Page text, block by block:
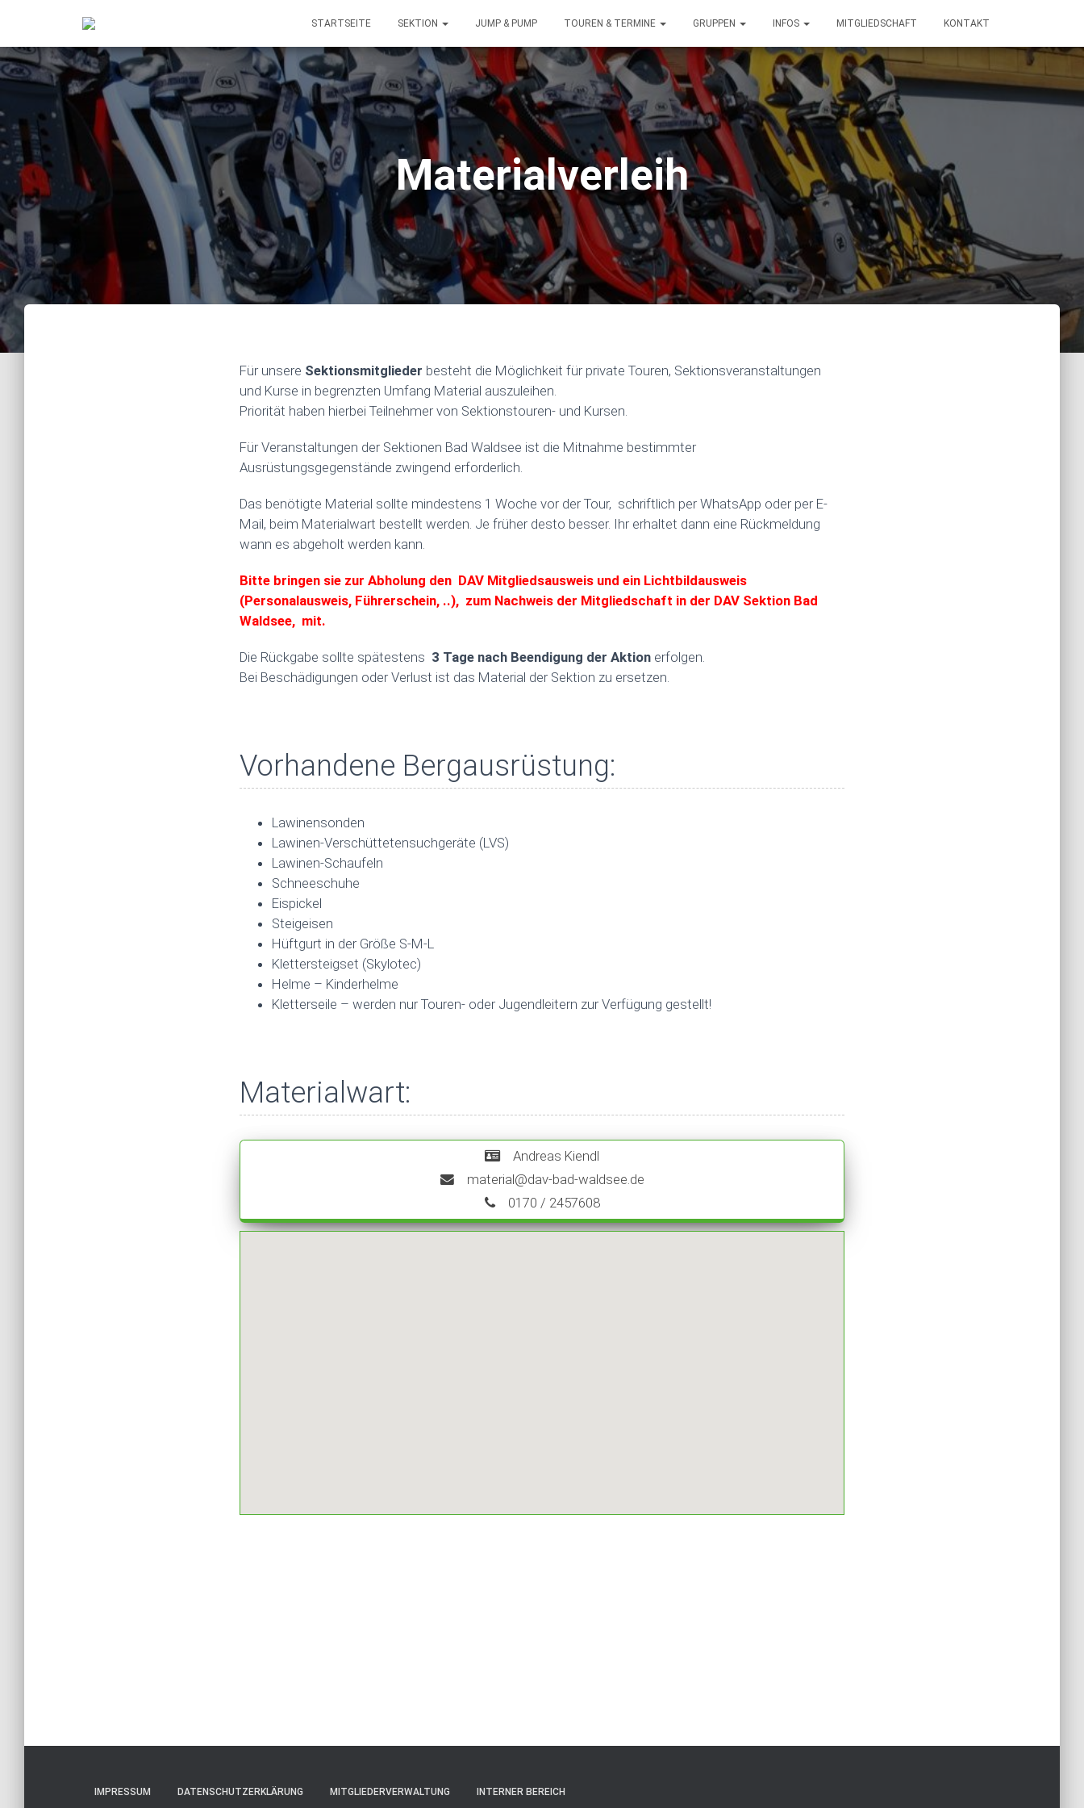
STARTSEITE SEKTION JUMP & PUMP TOUREN & TERMINE GRUPPEN INFOS MITGLIEDSCHAFT KONTAKT
Materialverleih
Für unsere Sektionsmitglieder besteht die Möglichkeit für private Touren, Sektionsveranstaltungen
und Kurse in begrenzten Umfang Material auszuleihen.
Priorität haben hierbei Teilnehmer von Sektionstouren- und Kursen.
Für Veranstaltungen der Sektionen Bad Waldsee ist die Mitnahme bestimmter
Ausrüstungsgegenstände zwingend erforderlich.
Das benötigte Material sollte mindestens 1 Woche vor der Tour, schriftlich per WhatsApp oder per E-
Mail, beim Materialwart bestellt werden. Je früher desto besser. Ihr erhaltet dann eine Rückmeldung
wann es abgeholt werden kann.
Bitte bringen sie zur Abholung den DAV Mitgliedsausweis und ein Lichtbildausweis
(Personalausweis, Führerschein, ..), zum Nachweis der Mitgliedschaft in der DAV Sektion Bad
Waldsee, mit.
Die Rückgabe sollte spätestens 3 Tage nach Beendigung der Aktion erfolgen.
Bei Beschädigungen oder Verlust ist das Material der Sektion zu ersetzen.
Vorhandene Bergausrüstung:
Lawinensonden
Lawinen-Verschüttetensuchgeräte (LVS)
Lawinen-Schaufeln
Schneeschuhe
Eispickel
Steigeisen
Hüftgurt in der Größe S-M-L
Klettersteigset (Skylotec)
Helme – Kinderhelme
Kletterseile – werden nur Touren- oder Jugendleitern zur Verfügung gestellt!
Materialwart:
Andreas Kiendl
material@dav-bad-waldsee.de
0170 / 2457608
IMPRESSUM DATENSCHUTZERKLÄRUNG MITGLIEDERVERWALTUNG INTERNER BEREICH